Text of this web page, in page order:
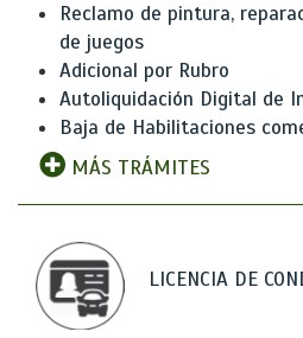
Reclamo de pintura,
de juegos
Adicional por Rubro
Autoliquidación Digital de
Baja de Habilitaciones
MÁS TRÁMITES
LICENCIA DE